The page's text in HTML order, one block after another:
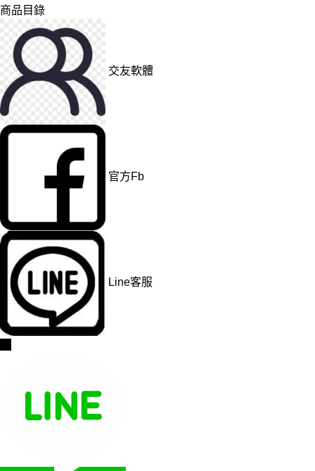
商品目錄
交友軟體
官方Fb
Line客服